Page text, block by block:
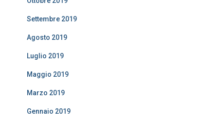
Settembre 2019
Agosto 2019
Luglio 2019
Maggio 2019
Marzo 2019
Gennaio 2019